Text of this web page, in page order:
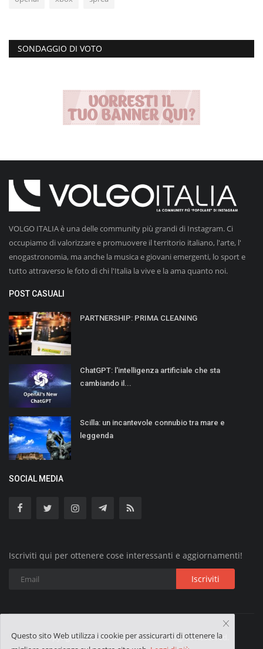
SONDAGGIO DI VOTO
VOLGO ITALIA è una delle community più grandi di Instagram. Ci
occupiamo di valorizzare e promuovere il territorio italiano, l'arte, l'
enogastronomia, ma anche la musica e giovani emergenti, lo sport e
tutto attraverso le foto di chi l'Italia la vive e la ama quanto noi.
POST CASUALI
PARTNERSHIP: PRIMA CLEANING
ChatGPT: l'intelligenza artificiale che sta
cambiando il...
Scilla: un incantevole connubio tra mare e
leggenda
SOCIAL MEDIA
Iscriviti qui per ottenere cose interessanti e aggiornamenti!
Iscriviti
Copyright © 2019 VOLGO ITALIA - All Rights Reserved.
Questo sito Web utilizza i cookie per assicurarti di ottenere la